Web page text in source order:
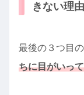
きない理
最後の３つ目
ちに目がいっ